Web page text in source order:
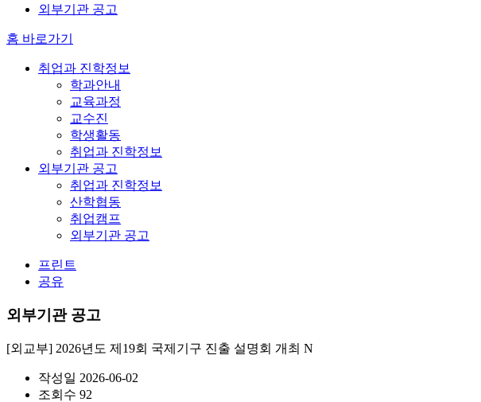
외부기관 공고
홈 바로가기
취업과 진학정보
학과안내
교육과정
교수진
학생활동
취업과 진학정보
외부기관 공고
취업과 진학정보
산학협동
취업캠프
외부기관 공고
프린트
공유
외부기관 공고
[외교부] 2026년도 제19회 국제기구 진출 설명회 개최 N
작성일 2026-06-02
조회수 92